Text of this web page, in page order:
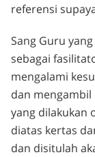
referensi
Sang Guru
sebagai
mengalami
dan
yang dilakukan
diatas kertas
dan disitulah